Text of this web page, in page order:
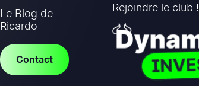
Le Blog de
Ricardo
Contact
Rejoindre le club !